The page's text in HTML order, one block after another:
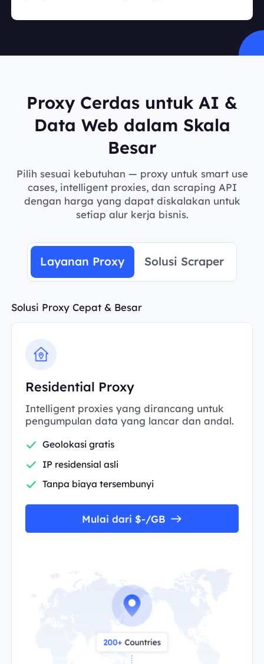
Proxy Cerdas untuk AI &
Data Web dalam Skala
Besar
Pilih sesuai kebutuhan — proxy untuk smart use
cases, intelligent proxies, dan scraping API
dengan harga yang dapat diskalakan untuk
setiap alur kerja bisnis.
Layanan Proxy Solusi Scraper
Solusi Proxy Cepat & Besar
Residential Proxy
Intelligent proxies yang dirancang untuk
pengumpulan data yang lancar dan andal.
Geolokasi gratis
IP residensial asli
Tanpa biaya tersembunyi
Mulai dari $-/GB